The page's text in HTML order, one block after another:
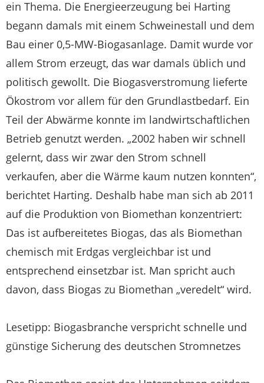
ein Thema. Die Energieerzeugung bei Harting
begann damals mit einem Schweinestall und dem
Bau einer 0,5-MW-Biogasanlage. Damit wurde vor
allem Strom erzeugt, das war damals üblich und
politisch gewollt. Die Biogasverstromung lieferte
Ökostrom vor allem für den Grundlastbedarf. Ein
Teil der Abwärme konnte im landwirtschaftlichen
Betrieb genutzt werden. „2002 haben wir schnell
gelernt, dass wir zwar den Strom schnell
verkaufen, aber die Wärme kaum nutzen konnten“,
berichtet Harting. Deshalb habe man sich ab 2011
auf die Produktion von Biomethan konzentriert:
Das ist aufbereitetes Biogas, das als Biomethan
chemisch mit Erdgas vergleichbar ist und
entsprechend einsetzbar ist. Man spricht auch
davon, dass Biogas zu Biomethan „veredelt“ wird.
Lesetipp: Biogasbranche verspricht schnelle und
günstige Sicherung des deutschen Stromnetzes